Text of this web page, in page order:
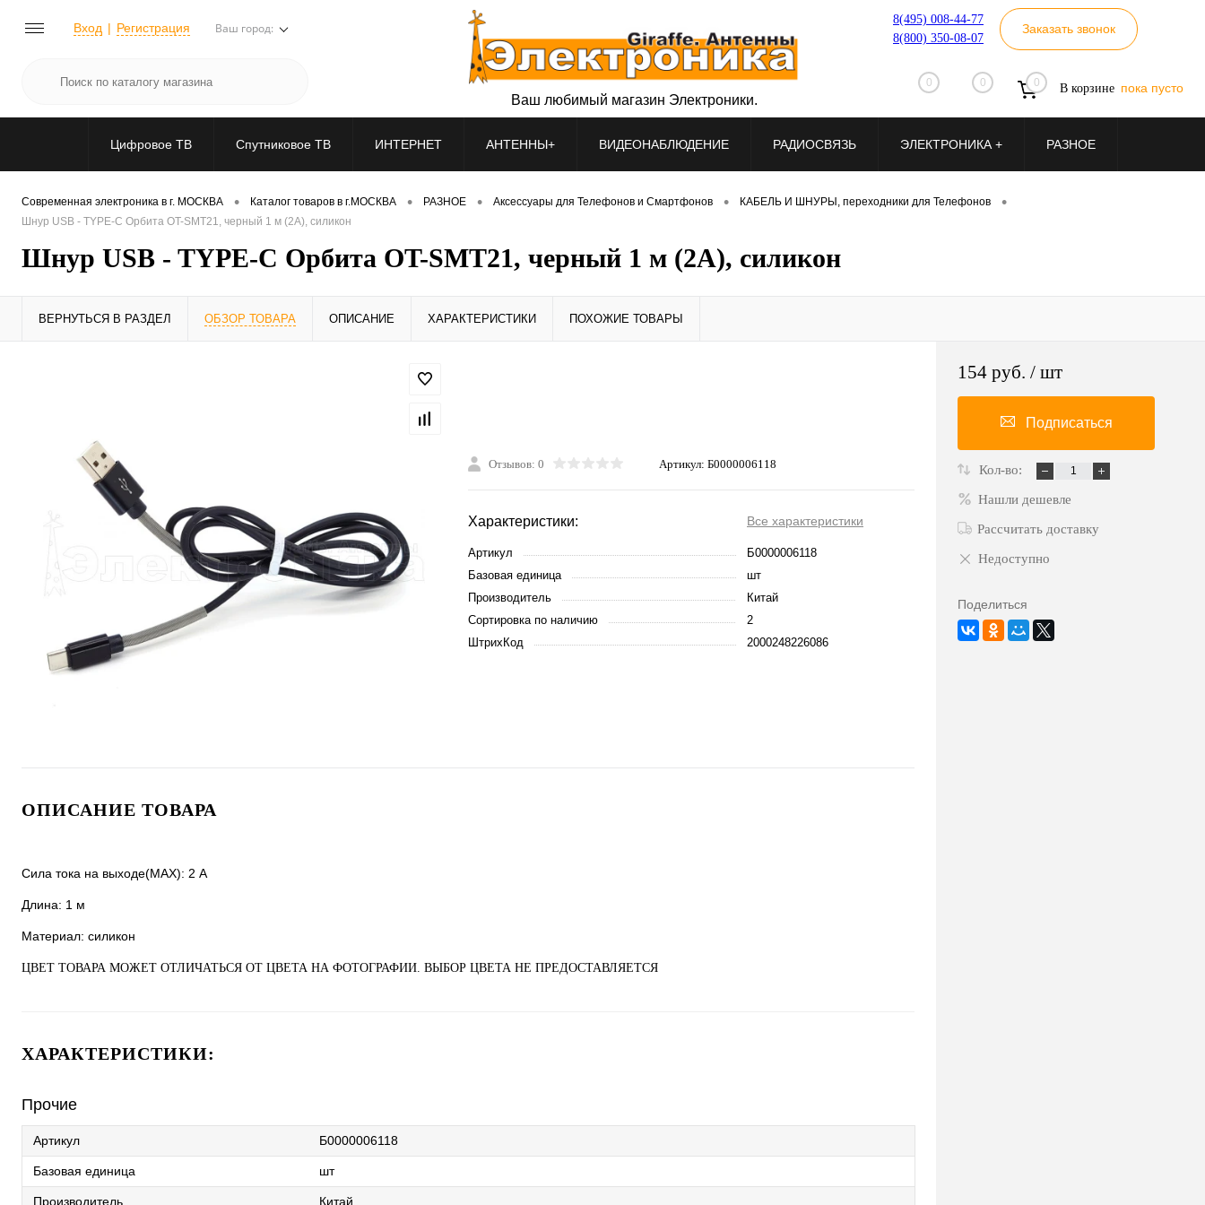
Вход Регистрация Ваш город:
8(495) 008-44-77
8(800) 350-08-07
Заказать звонок
0 0 0 В корзине пока пусто
Ваш любимый магазин Электроники.
Цифровое ТВ Спутниковое ТВ ИНТЕРНЕТ АНТЕННЫ+ ВИДЕОНАБЛЮДЕНИЕ РАДИОСВЯЗЬ ЭЛЕКТРОНИКА + РАЗНОЕ
Современная электроника в г. МОСКВА • Каталог товаров в г.МОСКВА • РАЗНОЕ • Аксессуары для Телефонов и Смартфонов • КАБЕЛЬ И ШНУРЫ, переходники для Телефонов •
Шнур USB - TYPE-C Орбита OT-SMT21, черный 1 м (2А), силикон
Шнур USB - TYPE-C Орбита OT-SMT21, черный 1 м (2А), силикон
ВЕРНУТЬСЯ В РАЗДЕЛ ОБЗОР ТОВАРА ОПИСАНИЕ ХАРАКТЕРИСТИКИ ПОХОЖИЕ ТОВАРЫ
Отзывов: 0 Артикул: Б0000006118
Характеристики: Все характеристики
Артикул
Б0000006118
Базовая единица
шт
Производитель
Китай
Сортировка по наличию
2
ШтрихКод
2000248226086
ОПИСАНИЕ ТОВАРА
Сила тока на выходе(MAX): 2 A
Длина: 1 м
Материал: силикон
ЦВЕТ ТОВАРА МОЖЕТ ОТЛИЧАТЬСЯ ОТ ЦВЕТА НА ФОТОГРАФИИ. ВЫБОР ЦВЕТА НЕ ПРЕДОСТАВЛЯЕТСЯ
ХАРАКТЕРИСТИКИ:
Прочие
Артикул Б0000006118
Базовая единица шт
Производитель Китай
154 руб. / шт
Подписаться
Кол-во:
Нашли дешевле
Рассчитать доставку
Недоступно
Поделиться